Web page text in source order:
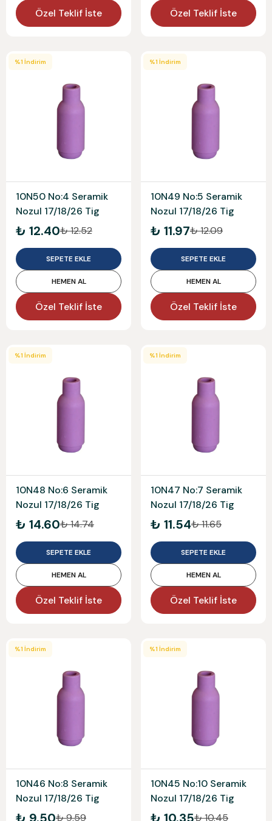
Özel Teklif İste Özel Teklif İste
%1 İndirim
10N50 No:4 Seramik
Nozul 17/18/26 Tig
₺ 12.40₺ 12.52
SEPETE EKLE
HEMEN AL
Özel Teklif İste
%1 İndirim
10N49 No:5 Seramik
Nozul 17/18/26 Tig
₺ 11.97₺ 12.09
SEPETE EKLE
HEMEN AL
Özel Teklif İste
%1 İndirim
10N48 No:6 Seramik
Nozul 17/18/26 Tig
₺ 14.60₺ 14.74
SEPETE EKLE
HEMEN AL
Özel Teklif İste
%1 İndirim
10N47 No:7 Seramik
Nozul 17/18/26 Tig
₺ 11.54₺ 11.65
SEPETE EKLE
HEMEN AL
Özel Teklif İste
%1 İndirim
10N46 No:8 Seramik
Nozul 17/18/26 Tig
₺ 9.59
%1 İndirim
10N45 No:10 Seramik
Nozul 17/18/26 Tig
₺ 10.45